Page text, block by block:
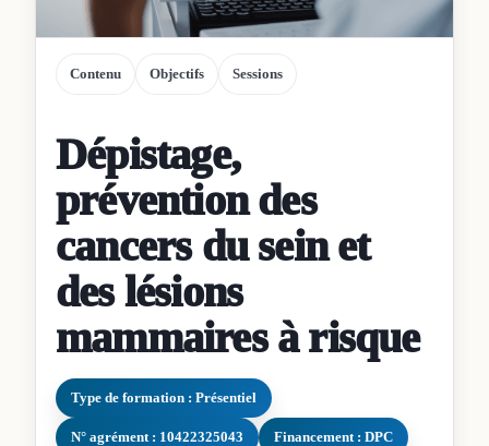
Contenu Objectifs Sessions
Dépistage,
prévention des
cancers du sein et
des lésions
mammaires à risque
Type de formation : Présentiel
N° agrément : 10422325043 Financement : DPC